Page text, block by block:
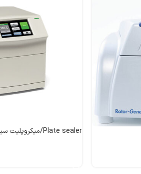
Plate sealer/میکروپلیت سیلر